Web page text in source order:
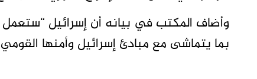
وأضاف المكتب في بيانه أن إسرائيل “ستعمل
بما يتماشى مع مبادئ إسرائيل وأمنها